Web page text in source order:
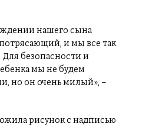
нашего сына
и мы все так
Для безопасности и
мы не будем
но он очень милый», –
рисунок с надписью